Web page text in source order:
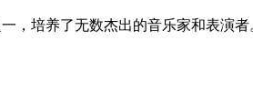
，培养了无数杰出的音乐家和表演